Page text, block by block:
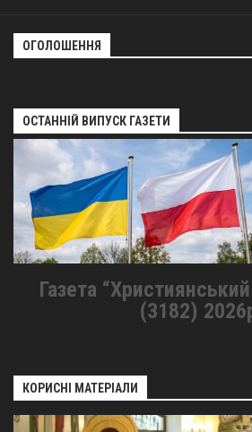
ОГОЛОШЕННЯ
ОСТАННІЙ ВИПУСК ГАЗЕТИ
Газета
(3182)
КОРИСНІ МАТЕРІАЛИ